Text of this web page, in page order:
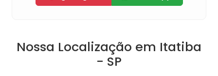
Nossa Localização em Itatiba
- SP